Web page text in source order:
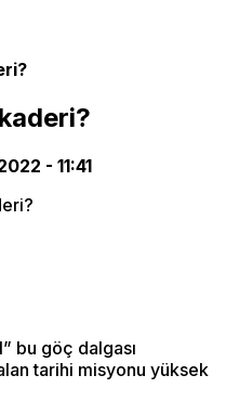
- 11:41
bu göç dalgası
tarihi misyonu yüksek